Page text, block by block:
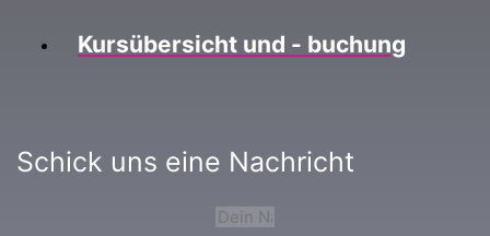
Kursübersicht und - buchung
Schick uns eine Nachricht